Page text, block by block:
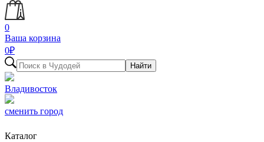
0
Ваша корзина
0₽
Найти
Владивосток
сменить город
Каталог